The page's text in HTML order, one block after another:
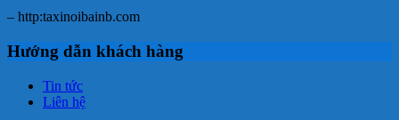
– http:taxinoibainb.com
Hướng dẫn khách hàng
Tin tức
Liên hệ